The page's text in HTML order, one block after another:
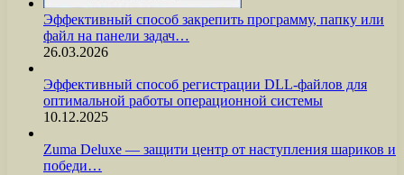
Эффективный способ закрепить программу, папку или
файл на панели задач…
26.03.2026
Эффективный способ регистрации DLL-файлов для
оптимальной работы операционной системы
10.12.2025
Zuma Deluxe — защити центр от наступления шариков и
победи…